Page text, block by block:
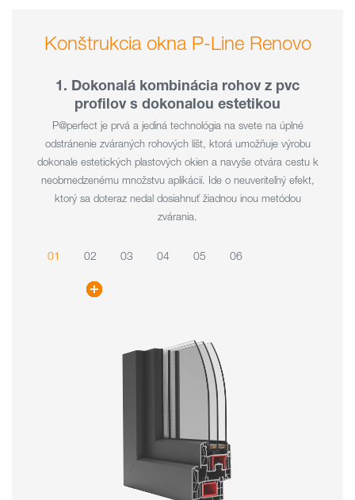
Konštrukcia okna P-Line Renovo
1. Dokonalá kombinácia rohov z pvc
profilov s dokonalou estetikou
P@perfect je prvá a jediná technológia na svete na úplné
odstránenie zváraných rohových líšt, ktorá umožňuje výrobu
dokonale estetických plastových okien a navyše otvára cestu k
neobmedzenému množstvu aplikácií. Ide o neuveriteľný efekt,
ktorý sa doteraz nedal dosiahnuť žiadnou inou metódou
zvárania.
01 02 03 04 05 06